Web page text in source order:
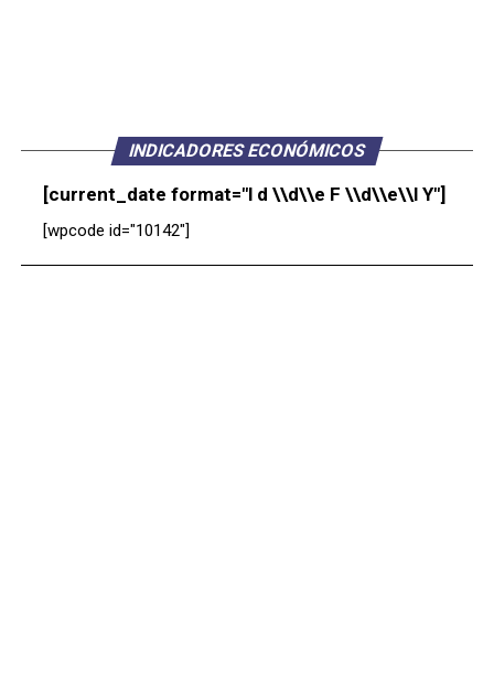
INDICADORES ECONÓMICOS
[current_date format="l d \\d\\e F \\d\\e\\l Y"]
[wpcode id="10142"]